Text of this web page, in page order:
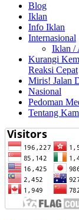
Blog
Iklan
Info Iklan
Internasional
Iklan /
Kurangi
Reaksi Cepat
Miris! Jalan
Nasional
Pedoman
Tentang